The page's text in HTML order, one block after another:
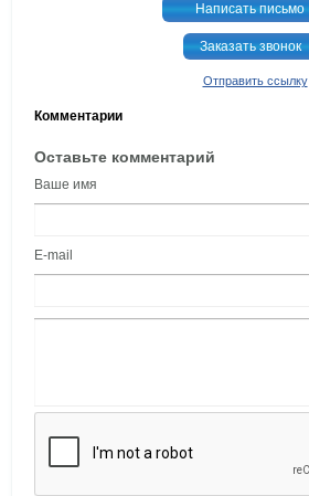
Написать письмо
Заказать звонок
Отправить ссылку
Комментарии
Оставьте комментарий
Ваше имя
E-mail